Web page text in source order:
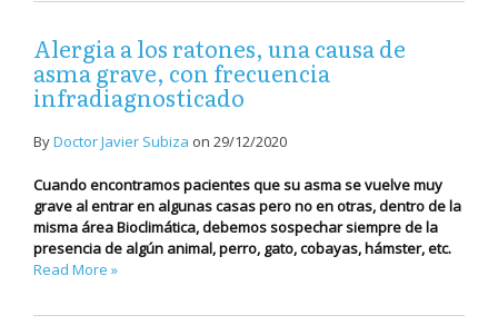
Alergia a los ratones, una causa de
asma grave, con frecuencia
infradiagnosticado
ByDoctor Javier Subiza on 29/12/2020
Cuando encontramos pacientes que su asma se vuelve muy
grave al entrar en algunas casas pero no en otras, dentro de la
misma área Bioclimática, debemos sospechar siempre de la
presencia de algún animal, perro, gato, cobayas, hámster, etc.
Read More »